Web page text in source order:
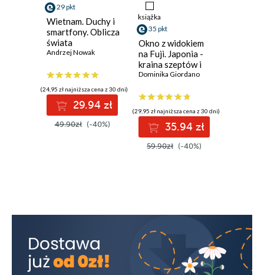
29 pkt
Wietnam. Duchy i
smartfony. Oblicza
świata
Andrzej Nowak
(24,95 zł najniższa cena z 30 dni)
29.94 zł
49.90zł (-40%)
książka
35 pkt
Okno z widokiem
na Fuji. Japonia -
kraina szeptów i
niedomówień
Dominika Giordano
(29,95 zł najniższa cena z 30 dni)
35.94 zł
59.90zł (-40%)